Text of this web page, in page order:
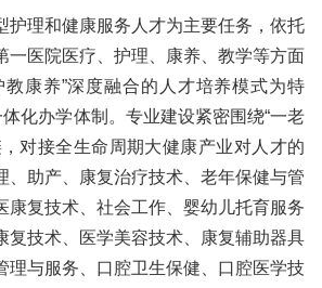
护理和健康服务人才为主要任务，依托
一医院医疗、护理、康养、教学等方面
教康养”深度融合的人才培养模式为特
体化办学体制。专业建设紧密围绕“一老
对接全生命周期大健康产业对人才的
、助产、康复治疗技术、老年保健与管
康复技术、社会工作、婴幼儿托育服务
复技术、医学美容技术、康复辅助器具
理与服务、口腔卫生保健、口腔医学技